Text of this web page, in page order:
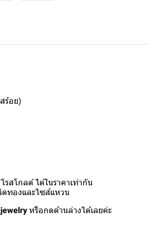
ร้อย)
รสโกลด์ ได้ในราคาเท่ากัน
ดทองและไซส์แหวน
หรือกดด้านล่างได้เลยค่ะ